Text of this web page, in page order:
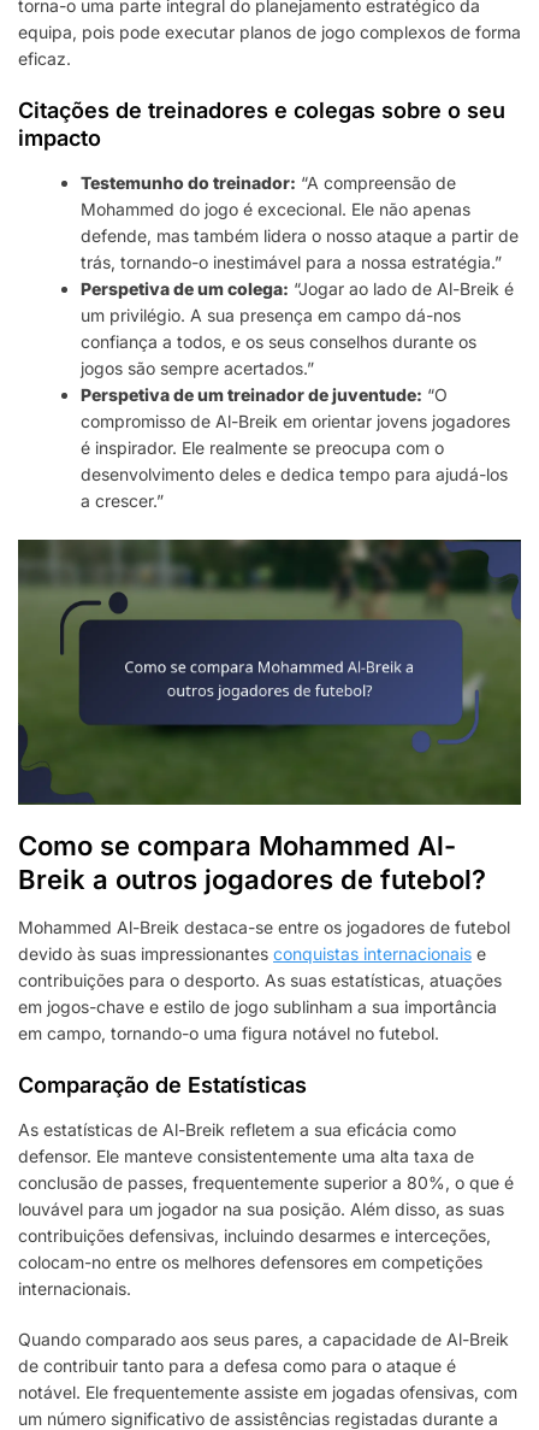
torna-o uma parte integral do planejamento estratégico da
equipa, pois pode executar planos de jogo complexos de forma
eficaz.
Citações de treinadores e colegas sobre o seu
impacto
Testemunho do treinador: “A compreensão de
Mohammed do jogo é excecional. Ele não apenas
defende, mas também lidera o nosso ataque a partir de
trás, tornando-o inestimável para a nossa estratégia.”
Perspetiva de um colega: “Jogar ao lado de Al-Breik é
um privilégio. A sua presença em campo dá-nos
confiança a todos, e os seus conselhos durante os
jogos são sempre acertados.”
Perspetiva de um treinador de juventude: “O
compromisso de Al-Breik em orientar jovens jogadores
é inspirador. Ele realmente se preocupa com o
desenvolvimento deles e dedica tempo para ajudá-los
a crescer.”
Como se compara Mohammed Al-
Breik a outros jogadores de futebol?
Mohammed Al-Breik destaca-se entre os jogadores de futebol
devido às suas impressionantes conquistas internacionais e
contribuições para o desporto. As suas estatísticas, atuações
em jogos-chave e estilo de jogo sublinham a sua importância
em campo, tornando-o uma figura notável no futebol.
Comparação de Estatísticas
As estatísticas de Al-Breik refletem a sua eficácia como
defensor. Ele manteve consistentemente uma alta taxa de
conclusão de passes, frequentemente superior a 80%, o que é
louvável para um jogador na sua posição. Além disso, as suas
contribuições defensivas, incluindo desarmes e interceções,
colocam-no entre os melhores defensores em competições
internacionais.
Quando comparado aos seus pares, a capacidade de Al-Breik
de contribuir tanto para a defesa como para o ataque é
notável. Ele frequentemente assiste em jogadas ofensivas, com
um número significativo de assistências registadas durante a